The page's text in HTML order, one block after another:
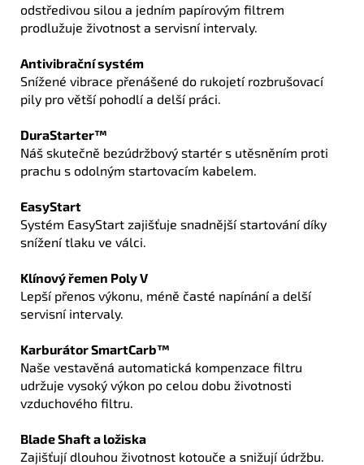
odstředivou silou a jedním papírovým filtrem
prodlužuje životnost a servisní intervaly.
Antivibrační systém
Snížené vibrace přenášené do rukojetí rozbrušovací
pily pro větší pohodlí a delší práci.
DuraStarter™
Náš skutečně bezúdržbový startér s utěsněním proti
prachu s odolným startovacím kabelem.
EasyStart
Systém EasyStart zajišťuje snadnější startování díky
snížení tlaku ve válci.
Klínový řemen Poly V
Lepší přenos výkonu, méně časté napínání a delší
servisní intervaly.
Karburátor SmartCarb™
Naše vestavěná automatická kompenzace filtru
udržuje vysoký výkon po celou dobu životnosti
vzduchového filtru.
Blade Shaft a ložiska
Zajišťují dlouhou životnost kotouče a snižují údržbu.